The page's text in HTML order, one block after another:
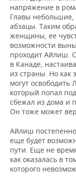
напряжение в
Главы
абзацы. Таким
женщины, ее
возможности
проходит Айлиш.
в Канаде,
из страны. Но как
могут
который попал
сбежал из дома и
Он тоже может
Айлиш
еще будет
пути. Еще не
как оказалась в
которого